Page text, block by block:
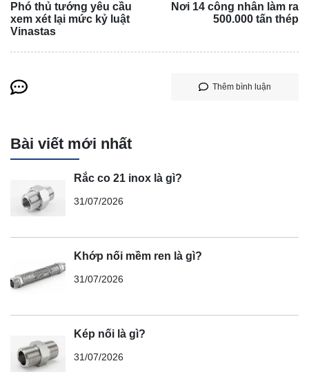
Phó thủ tướng yêu cầu
xem xét lại mức kỷ luật
Vinastas
Nơi 14 công nhân làm ra
500.000 tấn thép
Thêm bình luận
Bài viết mới nhất
Rắc co 21 inox là gì?
31/07/2026
Khớp nối mềm ren là gì?
31/07/2026
Kép nối là gì?
31/07/2026